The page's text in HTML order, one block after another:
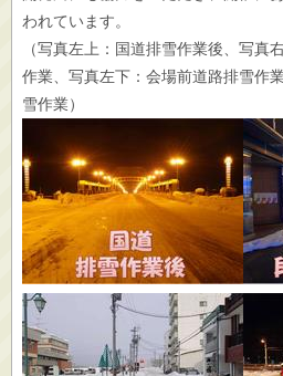
われています。
（写真左上：国道排雪作業後、写真
作業、写真左下：会場前道路排雪作
雪作業）